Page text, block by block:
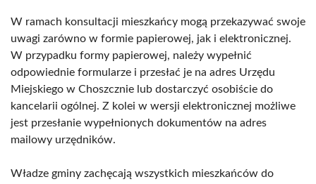
W ramach konsultacji mieszkańcy mogą przekazywać swoje
uwagi zarówno w formie papierowej, jak i elektronicznej.
W przypadku formy papierowej, należy wypełnić
odpowiednie formularze i przesłać je na adres Urzędu
Miejskiego w Choszcznie lub dostarczyć osobiście do
kancelarii ogólnej. Z kolei w wersji elektronicznej możliwe
jest przesłanie wypełnionych dokumentów na adres
mailowy urzędników.
Władze gminy zachęcają wszystkich mieszkańców do